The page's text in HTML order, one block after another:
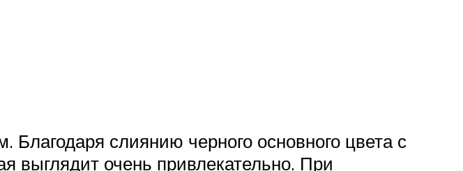
слиянию черного основного цвета с
выглядит очень привлекательно. При